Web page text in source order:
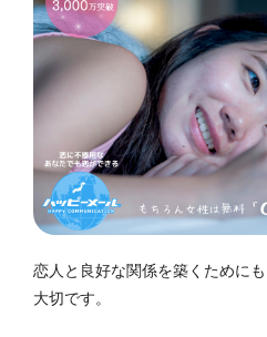
恋人と良好な関係を築くために
大切です。